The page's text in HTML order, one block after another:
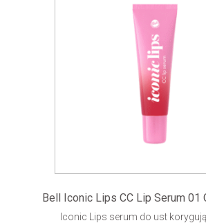
Bell Iconic Lips CC Lip Serum 01
Iconic Lips serum do ust